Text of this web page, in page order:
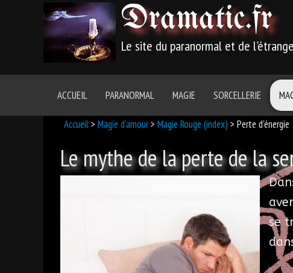
Dramatic.fr
Le site du paranormal et de l'étrange
ACCUEIL PARANORMAL MAGIE SORCELLERIE
Accueil> Magie d'amour> Magie Rouge (index) > Perte d'énergie
Le mythe de la perte de la
se